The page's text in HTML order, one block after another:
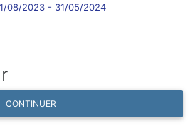
08/2023 - 31/05/2024
CONTINUER